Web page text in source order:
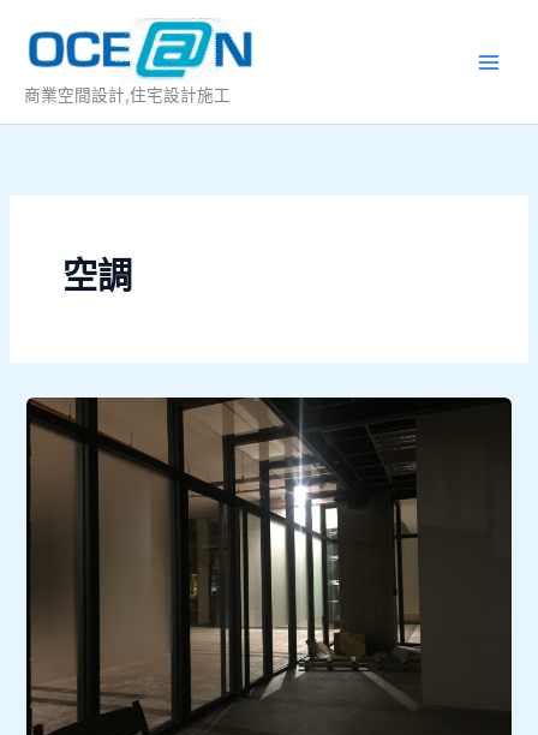
內
商業空間設計,住宅設計施工
空調